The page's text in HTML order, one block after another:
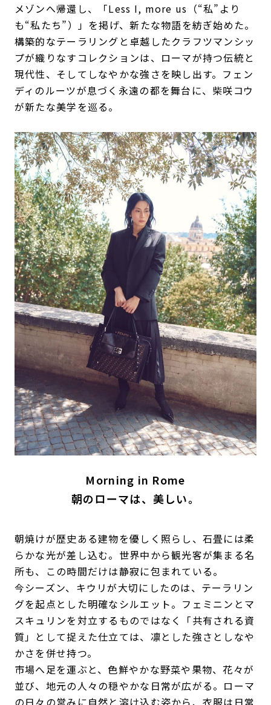
メゾンへ帰還し、「Less I, more us（“私”より
も“私たち”）」を掲げ、新たな物語を紡ぎ始めた。
構築的なテーラリングと卓越したクラフツマンシッ
プが織りなすコレクションは、ローマが持つ伝統と
現代性、そしてしなやかな強さを映し出す。フェン
ディのルーツが息づく永遠の都を舞台に、柴咲コウ
が新たな美学を巡る。
Morning in Rome
朝のローマは、美しい。
朝焼けが歴史ある建物を優しく照らし、石畳には柔
らかな光が差し込む。世界中から観光客が集まる名
所も、この時間だけは静寂に包まれている。
今シーズン、キウリが大切にしたのは、テーラリン
グを起点とした明確なシルエット。フェミニンとマ
スキュリンを対立するものではなく「共有される資
質」として捉えた仕立ては、凛とした強さとしなや
かさを併せ持つ。
市場へ足を運ぶと、色鮮やかな野菜や果物、花々が
並び、地元の人々の穏やかな日常が広がる。ローマ
の日々の営みに自然と溶け込む姿から、衣服は日常